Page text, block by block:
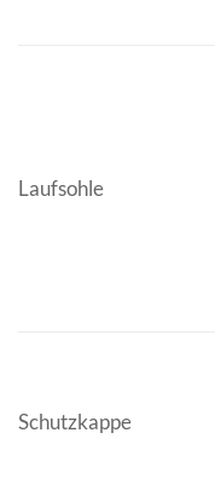
Laufsohle
Schutzkappe